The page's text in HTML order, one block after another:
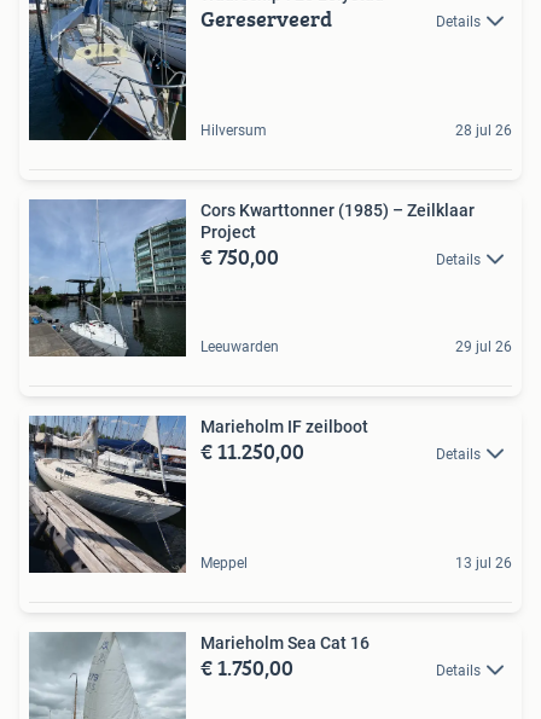
Gereserveerd Details
Hilversum 28 jul 26
Cors Kwarttonner (1985) – Zeilklaar
Project
€ 750,00 Details
Leeuwarden 29 jul 26
Marieholm IF zeilboot
€ 11.250,00 Details
Meppel 13 jul 26
Marieholm Sea Cat 16
€ 1.750,00 Details